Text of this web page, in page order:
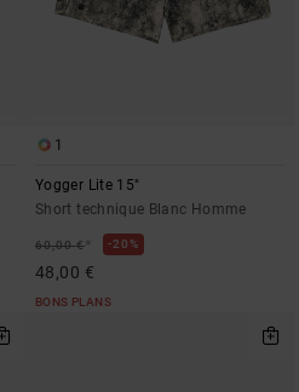
1
Yogger Lite 15"
Short technique Blanc Homme
60,00 €* 20%
48,00 €
BONS PLANS